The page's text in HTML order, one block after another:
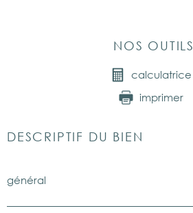
NOS OUTILS
calculatrice
imprimer
DESCRIPTIF DU BIEN
général